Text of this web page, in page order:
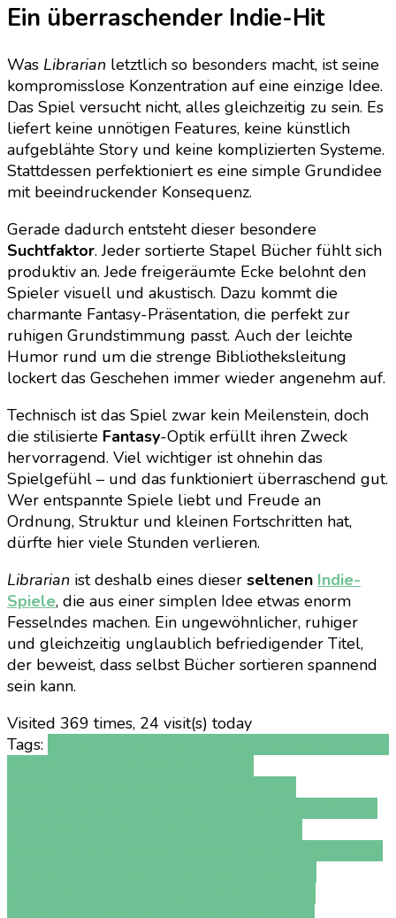
Ein überraschender Indie-Hit
Was Librarian letztlich so besonders macht, ist seine
kompromisslose Konzentration auf eine einzige Idee.
Das Spiel versucht nicht, alles gleichzeitig zu sein. Es
liefert keine unnötigen Features, keine künstlich
aufgeblähte Story und keine komplizierten Systeme.
Stattdessen perfektioniert es eine simple Grundidee
mit beeindruckender Konsequenz.
Gerade dadurch entsteht dieser besondere
Suchtfaktor. Jeder sortierte Stapel Bücher fühlt sich
produktiv an. Jede freigeräumte Ecke belohnt den
Spieler visuell und akustisch. Dazu kommt die
charmante Fantasy-Präsentation, die perfekt zur
ruhigen Grundstimmung passt. Auch der leichte
Humor rund um die strenge Bibliotheksleitung
lockert das Geschehen immer wieder angenehm auf.
Technisch ist das Spiel zwar kein Meilenstein, doch
die stilisierte Fantasy-Optik erfüllt ihren Zweck
hervorragend. Viel wichtiger ist ohnehin das
Spielgefühl – und das funktioniert überraschend gut.
Wer entspannte Spiele liebt und Freude an
Ordnung, Struktur und kleinen Fortschritten hat,
dürfte hier viele Stunden verlieren.
Librarian ist deshalb eines dieser seltenen Indie-
Spiele, die aus einer simplen Idee etwas enorm
Fesselndes machen. Ein ungewöhnlicher, ruhiger
und gleichzeitig unglaublich befriedigender Titel,
der beweist, dass selbst Bücher sortieren spannend
sein kann.
Visited 369 times, 24 visit(s) today
Tags: